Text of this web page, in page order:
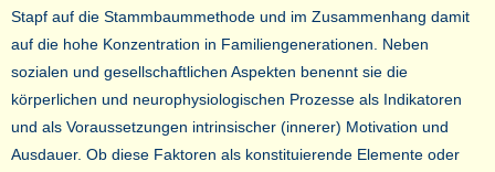
Stapf auf die Stammbaummethode und im Zusammenhang damit
auf die hohe Konzentration in Familiengenerationen. Neben
sozialen und gesellschaftlichen Aspekten benennt sie die
körperlichen und neurophysiologischen Prozesse als Indikatoren
und als Voraussetzungen intrinsischer (innerer) Motivation und
Ausdauer. Ob diese Faktoren als konstituierende Elemente oder